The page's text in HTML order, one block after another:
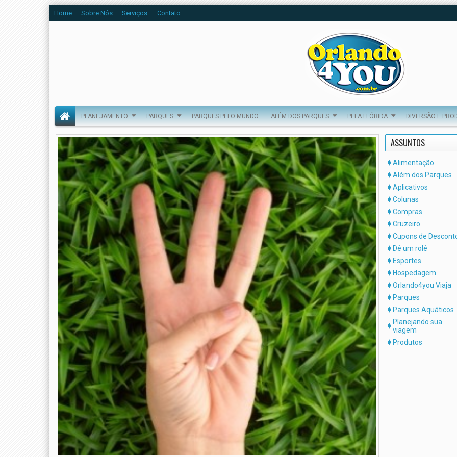
Home Sobre Nós Serviços Contato
PLANEJAMENTO PARQUES PARQUES PELO MUNDO ALÉM DOS PARQUES PELA FLÓRIDA DIVERSÃO E
ASSUNTOS
Alimentação
Além dos Parques
Aplicativos
Colunas
Compras
Cruzeiro
Cupons de
Dê um rolê
Esportes
Hospedagem
Orlando4you Viaja
Parques
Parques Aquáticos
Planejando sua
viagem
Produtos